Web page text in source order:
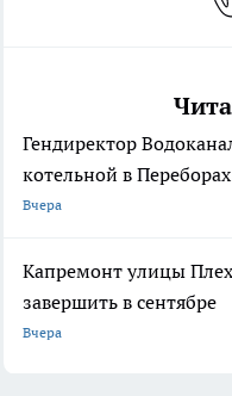
Гендиректор
котельной в
Вчера
Капремонт улицы
завершить в сентябре
Вчера